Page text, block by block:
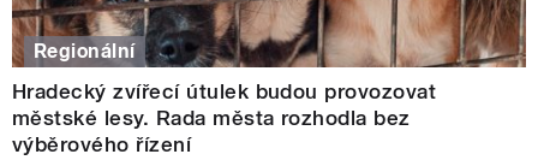
Regionální
Hradecký zvířecí útulek budou provozovat
městské lesy. Rada města rozhodla bez
výběrového řízení